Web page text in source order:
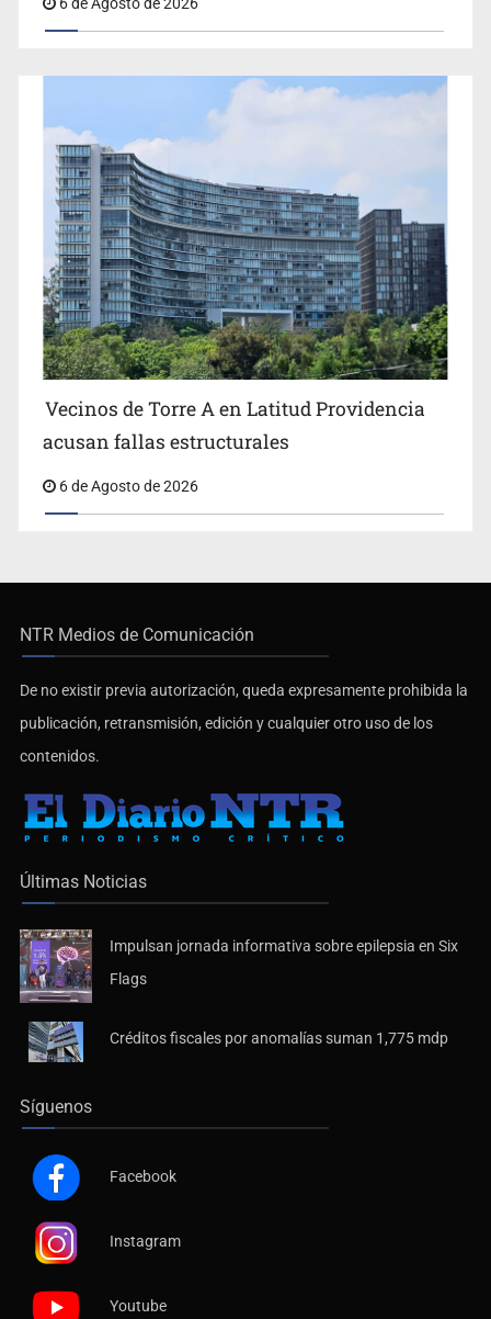
Vecinos de Torre A en Latitud Providencia
acusan fallas estructurales
6 de Agosto de 2026
NTR Medios de Comunicación
De no existir previa autorización, queda expresamente prohibida la
publicación, retransmisión, edición y cualquier otro uso de los
contenidos.
Últimas Noticias
Impulsan jornada informativa sobre epilepsia en Six
Flags
Créditos fiscales por anomalías suman 1,775 mdp
Síguenos
Facebook
Instagram
Youtube